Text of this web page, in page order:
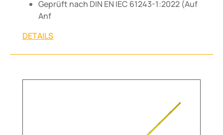
Geprüft nach DIN EN IEC 61243-1:2022 (Auf
Anf
DETAILS